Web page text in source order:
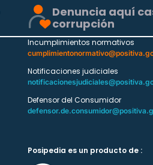
Denuncia aquí
corrupción
Incumplimientos normativos
Notificaciones judiciales
Defensor del Consumidor
Posipedia es un producto de :